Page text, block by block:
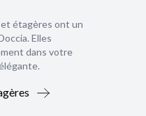
étagères ont un
Elles
dans votre